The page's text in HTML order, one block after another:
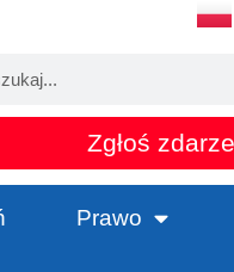
Zgłoś
Prawo